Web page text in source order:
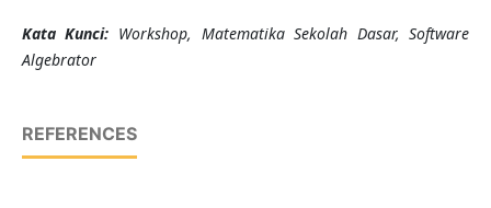
Kata Kunci: Workshop, Matematika Sekolah Dasar, Software
Algebrator
REFERENCES